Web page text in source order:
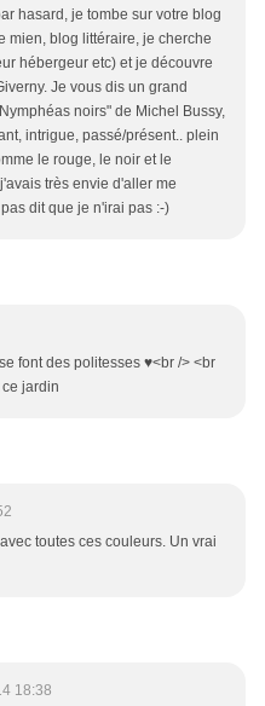
hasard, je tombe sur votre blog
mien, blog littéraire, je cherche
hébergeur etc) et je découvre
Je vous dis un grand
noirs" de Michel Bussy,
intrigue, passé/présent.. plein
le rouge, le noir et le
très envie d'aller me
dit que je n'irai pas :-)
font des politesses ♥<br /> <br
jardin
toutes ces couleurs. Un vrai
18:38